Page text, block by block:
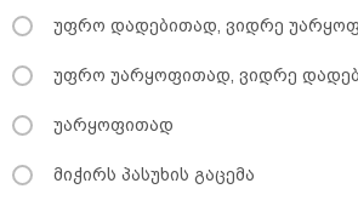
უფრო დადებითად, ვიდრე
უფრო უარყოფითად, ვიდრე
უარყოფითად
მიჭირს პასუხის გაცემა